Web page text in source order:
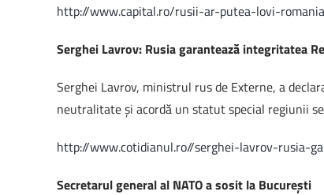
http://www.capital.ro/rusii-ar-putea-lovi-
Serghei Lavrov: Rusia garantează integritatea
Serghei Lavrov, ministrul rus de Externe, a
neutralitate şi acordă un statut special regiunii
http://www.cotidianul.ro//serghei-lavrov-rusia-
Secretarul general al NATO a sosit la Bucureşti